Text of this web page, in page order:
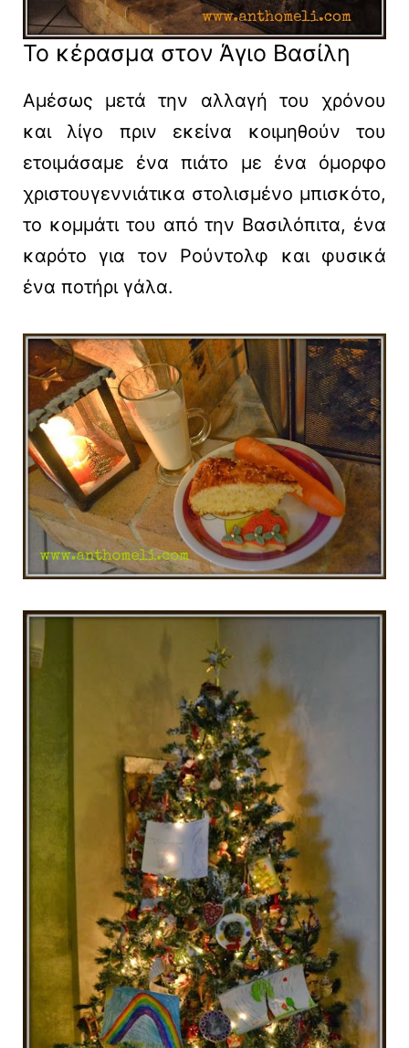
Το κέρασμα στον Άγιο Βασίλη
Αμέσως μετά την αλλαγή του χρόνου
και λίγο πριν εκείνα κοιμηθούν του
ετοιμάσαμε ένα πιάτο με ένα όμορφο
χριστουγεννιάτικα στολισμένο μπισκότο,
το κομμάτι του από την Βασιλόπιτα, ένα
καρότο για τον Ρούντολφ και φυσικά
ένα ποτήρι γάλα.